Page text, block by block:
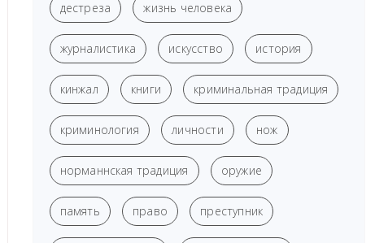
дестреза жизнь человека
журналистика искусство история
кинжал книги криминальная традиция
криминология личности нож
норманнская традиция оружие
память право преступник